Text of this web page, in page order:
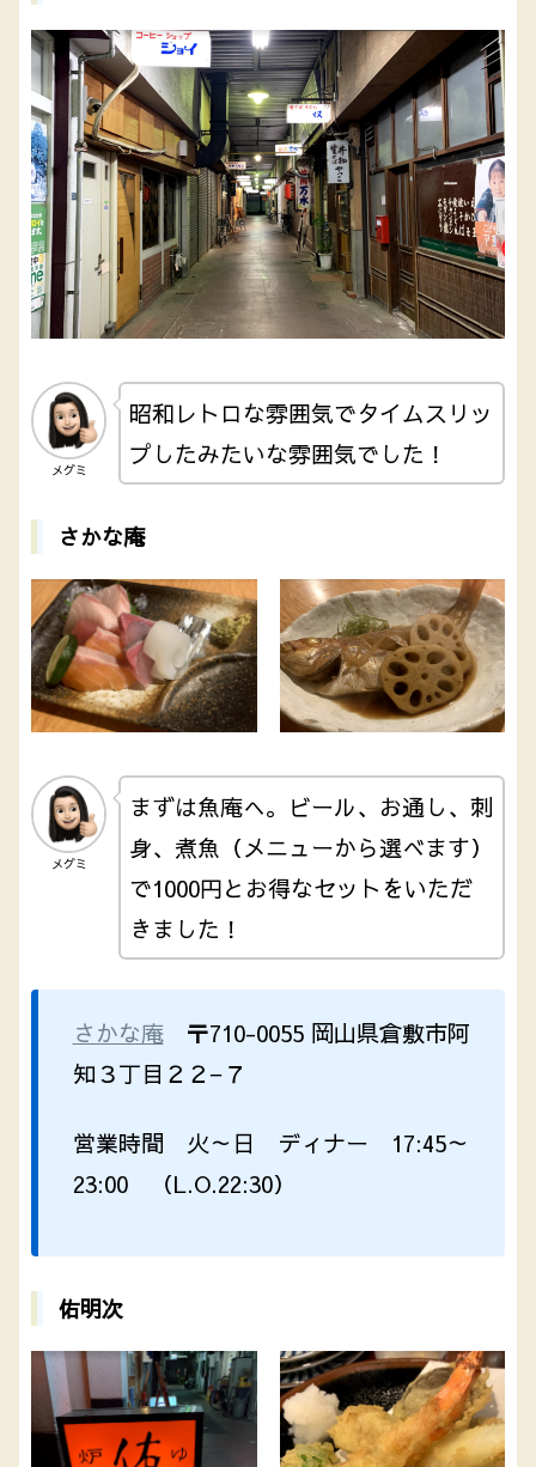
メグミ
昭和レトロな雰囲気でタイムスリッ
プしたみたいな雰囲気でした！
さかな庵
メグミ
まずは魚庵へ。ビール、お通し、刺
身、煮魚（メニューから選べます）
で1000円とお得なセットをいただ
きました！
さかな庵〒710-0055 岡山県倉敷市阿
知３丁目２２−７
営業時間 火～日 ディナー 17:45～
23:00 （L.O.22:30）
佑明次